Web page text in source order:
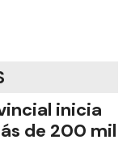
inicia
de 200 mil